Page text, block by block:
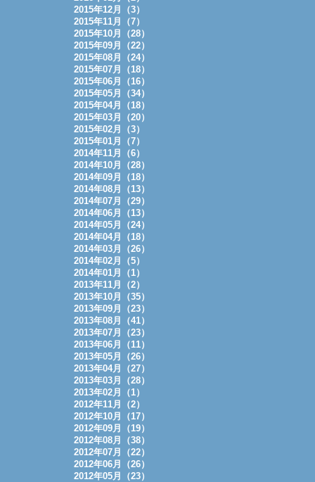
2015年12月（3）
2015年11月（7）
2015年10月（28）
2015年09月（22）
2015年08月（24）
2015年07月（18）
2015年06月（16）
2015年05月（34）
2015年04月（18）
2015年03月（20）
2015年02月（3）
2015年01月（7）
2014年11月（6）
2014年10月（28）
2014年09月（18）
2014年08月（13）
2014年07月（29）
2014年06月（13）
2014年05月（24）
2014年04月（18）
2014年03月（26）
2014年02月（5）
2014年01月（1）
2013年11月（2）
2013年10月（35）
2013年09月（23）
2013年08月（41）
2013年07月（23）
2013年06月（11）
2013年05月（26）
2013年04月（27）
2013年03月（28）
2013年02月（1）
2012年11月（2）
2012年10月（17）
2012年09月（19）
2012年08月（38）
2012年07月（22）
2012年06月（26）
2012年05月（23）